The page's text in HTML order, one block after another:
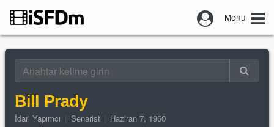
Menu
Bill Prady
İdari Yapımcı Senarist Haziran 7, 1960